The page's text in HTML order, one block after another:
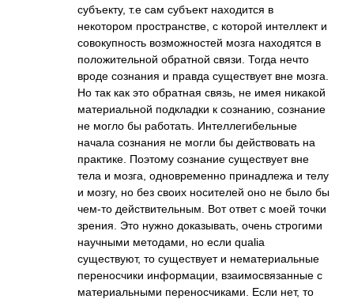
субъекту, т.е сам субъект находится в
некотором пространстве, с которой интеллект и
совокупность возможностей мозга находятся в
положительной обратной связи. Тогда нечто
вроде сознания и правда существует вне мозга.
Но так как это обратная связь, не имея никакой
материальной подкладки к сознанию, сознание
не могло бы работать. Интеллегибельные
начала сознания не могли бы действовать на
практике. Поэтому сознание существует вне
тела и мозга, одновременно принадлежа и телу
и мозгу, но без своих носителей оно не было бы
чем-то действительным. Вот ответ с моей точки
зрения. Это нужно доказывать, очень строгими
научными методами, но если qualia
существуют, то существует и нематериальные
переносчики информации, взаимосвязанные с
материальными переносчиками. Если нет, то